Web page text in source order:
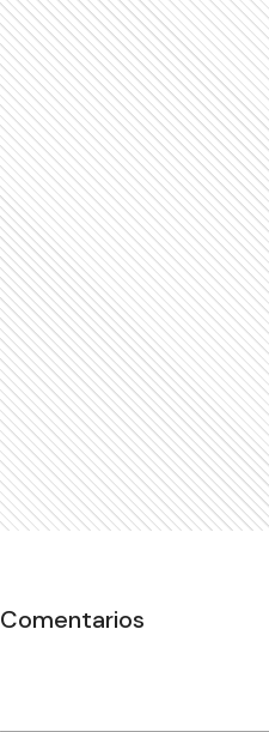
Comentarios